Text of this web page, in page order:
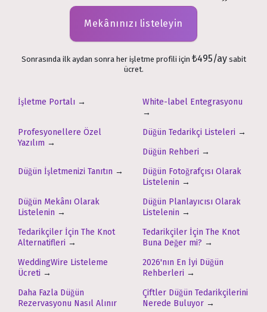
Mekânınızı listeleyin
Sonrasında ilk aydan sonra her işletme profili için ₺495/aysabit
ücret.
İşletme Portalı →
White-label Entegrasyonu
→
Profesyonellere Özel
Yazılım →
Düğün Tedarikçi Listeleri →
Düğün Rehberi →
Düğün İşletmenizi Tanıtın →
Düğün Fotoğrafçısı Olarak
Listelenin →
Düğün Mekânı Olarak
Listelenin →
Düğün Planlayıcısı Olarak
Listelenin →
Tedarikçiler İçin The Knot
Alternatifleri →
Tedarikçiler İçin The Knot
Buna Değer mi? →
WeddingWire Listeleme
Ücreti →
2026'nın En İyi Düğün
Rehberleri →
Daha Fazla Düğün
Rezervasyonu Nasıl Alınır
Çiftler Düğün Tedarikçilerini
Nerede Buluyor →